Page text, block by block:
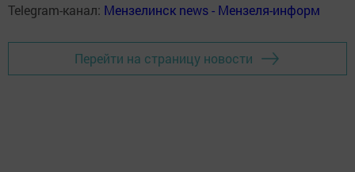
Telegram-канал: Мензелинск news - Мензеля-информ
Перейти на страницу новости